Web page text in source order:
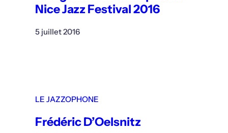
Nice Jazz Festival 2016
5 juillet 2016
LE JAZZOPHONE
Frédéric D’Oelsnitz